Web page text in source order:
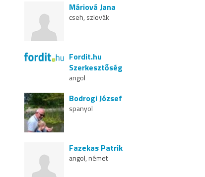
Máriová Jana
cseh, szlovák
Fordit.hu
Szerkesztőség
angol
Bodrogi József
spanyol
Fazekas Patrik
angol, német